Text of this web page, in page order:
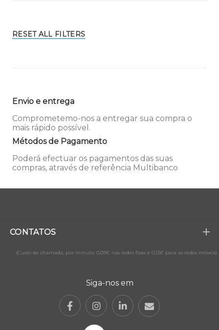
RESET ALL FILTERS
Envio e entrega
Comprometemo-nos a entregar sua compra o
mais rápido possível.
Métodos de Pagamento
Poderá efectuar os pagamentos das suas
compras, através de referência Multibanco
CONTATOS
(Custo da chamada, por minuto: 0,09€ nas redes fixas e 0,13€ para as redes móveis)
Siga-nos em